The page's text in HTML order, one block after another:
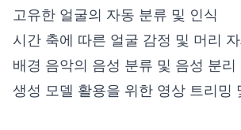
고유한 얼굴의 자동 분류 및 인식
시간 축에 따른 얼굴 감정 및 머리
배경 음악의 음성 분류 및 음성 분리
생성 모델 활용을 위한 영상 트리밍